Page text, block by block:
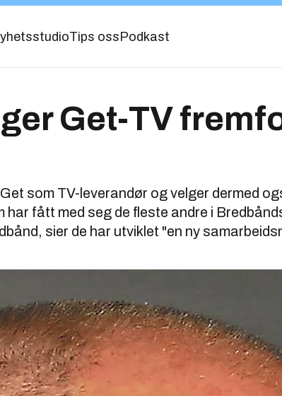
Tips oss Podkast
Get-TV
som TV-leverandør og velger dermed
har fått med seg de fleste andre i
sier de har utviklet "en ny